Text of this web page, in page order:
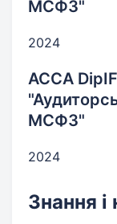
МСФЗ"
2024
АССА
МСФЗ"
2024
Знання і